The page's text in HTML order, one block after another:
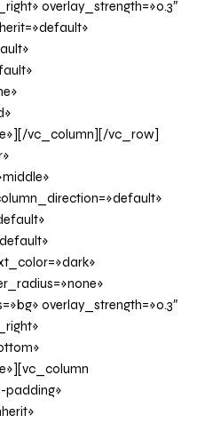
overlay_strength=»0.3″
vc_column][/vc_row]
overlay_strength=»0.3″
padding»